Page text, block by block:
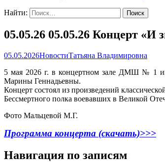
Найти:
05.05.26 05.05.26 Концерт «И
05.05.2026НовостиТатьяна Владимировна
5 мая 2026 г. в концертном зале ДМШ № 1
Марины Геннадьевны.
Концерт состоял из произведений
Бессмертного полка воевавших в Великой
Фото Мальцевой М.Г.
Программа концерта (скачать)>>>
Навигация по записям